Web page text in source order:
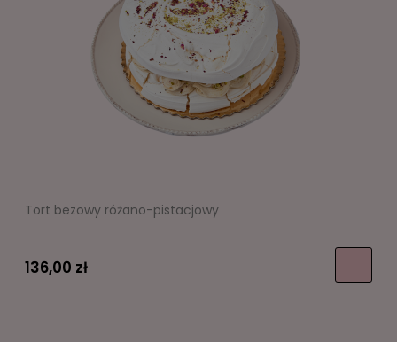
Tort bezowy różano-pistacjowy
136,00 zł